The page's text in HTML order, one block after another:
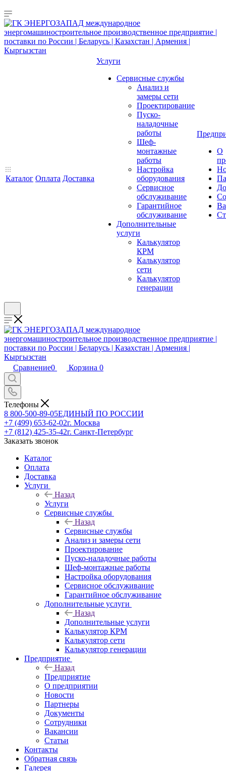
Каталог Оплата Доставка
Услуги
Сервисные службы
Анализ и
замеры сети
Проектирование
Пуско-
наладочные
работы
Шеф-
монтажные
работы
Настройка
оборудования
Сервисное
обслуживание
Гарантийное
обслуживание
Дополнительные
услуги
Калькулятор
КРМ
Калькулятор
сети
Калькулятор
генерации
О
Сравнение0 Корзина 0
Телефоны
8 800-500-89-05ЕДИНЫЙ ПО РОССИИ
+7 (499) 653-62-02г. Москва
+7 (812) 425-35-42г. Санкт-Петербург
Заказать звонок
Каталог
Оплата
Доставка
Услуги
Назад
Услуги
Сервисные службы
Назад
Сервисные службы
Анализ и замеры сети
Проектирование
Пуско-наладочные работы
Шеф-монтажные работы
Настройка оборудования
Сервисное обслуживание
Гарантийное обслуживание
Дополнительные услуги
Назад
Дополнительные услуги
Калькулятор КРМ
Калькулятор сети
Калькулятор генерации
Предприятие
Назад
Предприятие
О предприятии
Новости
Партнеры
Документы
Сотрудники
Вакансии
Статьи
Контакты
Обратная связь
Галерея